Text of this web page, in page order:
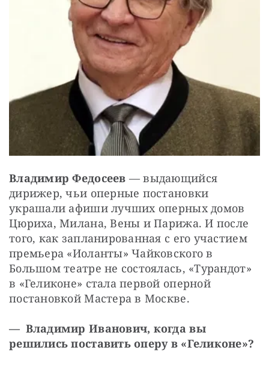
Владимир Федосеев — ​выдающийся
дирижер, чьи оперные постановки
украшали афиши лучших оперных домов
Цюриха, Милана, Вены и Парижа. И после
того, как запланированная с его участием
премьера «Иоланты» Чайковского в
Большом театре не состоялась, «Турандот»
в «Геликоне» стала первой оперной
постановкой Мастера в Москве.
— Владимир Иванович, когда вы
решились поставить оперу в «Геликоне»?